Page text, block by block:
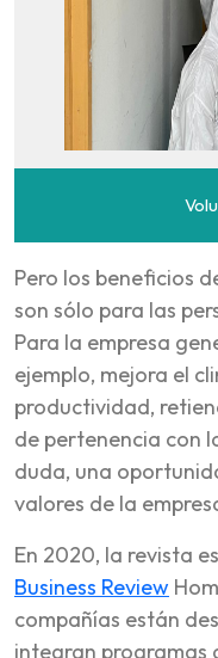
Pero los beneficios
son sólo para las
Para la empresa
ejemplo, mejora el
productividad,
de pertenencia con
duda, una
valores de la
En 2020, la revista
Business Review
compañías están
integran programas